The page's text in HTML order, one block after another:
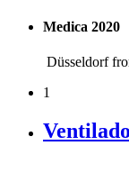
Medica 2020
Düsseldorf
1